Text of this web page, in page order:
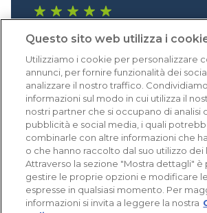
Eccellente (4,8)
Acquisti verificati
Questo sito web utilizza i
Utilizziamo i cookie per personalizzare
annunci, per fornire funzionalità dei
analizzare il nostro traffico.
informazioni sul modo in cui utilizza il
nostri partner che si occupano di analisi
pubblicità e social media, i quali
combinarle con altre informazioni che
o che hanno raccolto dal suo utilizzo dei
Attraverso la sezione "Mostra dettagli" è
gestire le proprie opzioni e modificare
espresse in qualsiasi momento. Per
informazioni si invita a leggere la nostra